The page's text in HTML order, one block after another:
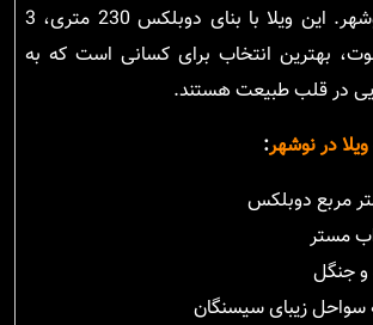
روستای ونوش، نوشهر. این ویلا با بنای دوبلکس 230 متری، 3
بهترین انتخاب برای کسانی است که به
در قلب طبیعت هستند.
ویلا در نوشهر:
و جنگل
زیبای سیسنگان